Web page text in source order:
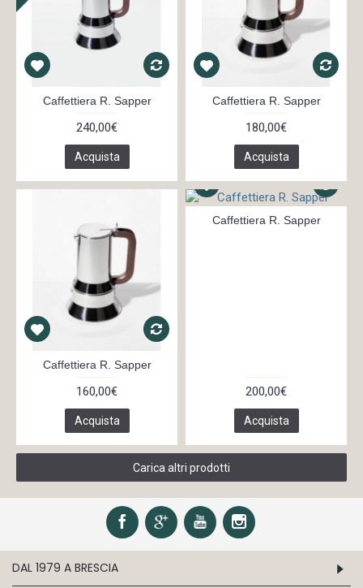
Caffettiera R. Sapper
240,00€
Acquista
Caffettiera R. Sapper
180,00€
Acquista
Caffettiera R. Sapper
160,00€
Acquista
Caffettiera R. Sapper
200,00€
Acquista
Carica altri prodotti
DAL 1979 A BRESCIA